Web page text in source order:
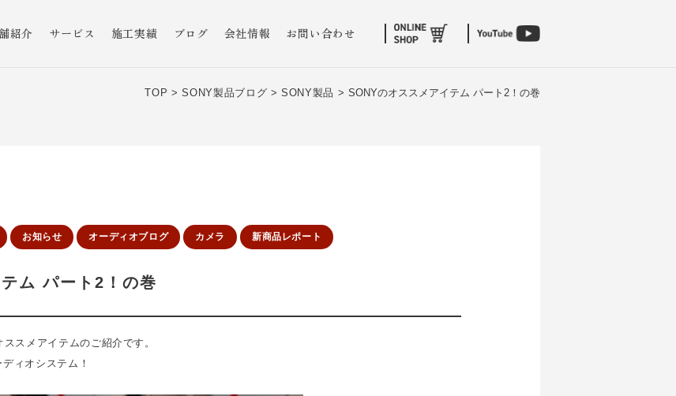
紹介 サービス 施工実績 ブログ 会社情報 お問い合わせ
TOP >SONY製品ブログ >SONY製品 > SONYのオススメアイテム パート2！の巻
お知らせ オーディオブログ カメラ 新商品レポート
ム パート2！の巻
スメアイテムのご紹介です。
ィオシステム！